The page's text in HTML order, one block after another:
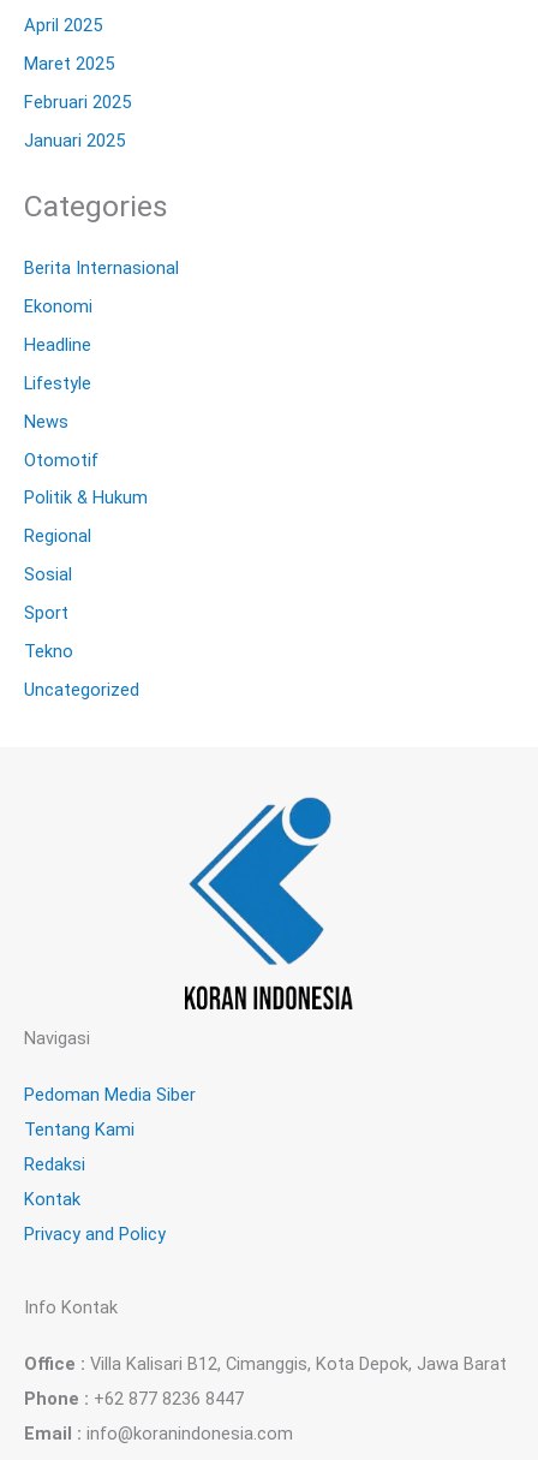
April 2025
Maret 2025
Februari 2025
Januari 2025
Categories
Berita Internasional
Ekonomi
Headline
Lifestyle
News
Otomotif
Politik & Hukum
Regional
Sosial
Sport
Tekno
Uncategorized
Navigasi
Pedoman Media Siber
Tentang Kami
Redaksi
Kontak
Privacy and Policy
Info Kontak
Office : Villa Kalisari B12, Cimanggis, Kota Depok, Jawa Barat
Phone : +62 877 8236 8447
Email : info@koranindonesia.com